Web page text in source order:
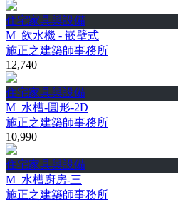
住宅家具與設備
M_飲水機 - 嵌壁式
施正之建築師事務所
12,740
住宅家具與設備
M_水槽-圓形-2D
施正之建築師事務所
10,990
住宅家具與設備
M_水槽廚房-三
施正之建築師事務所